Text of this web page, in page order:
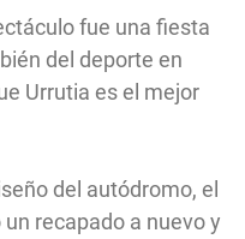
fue una fiesta
del deporte en
Urrutia es el mejor
del autódromo, el
recapado a nuevo y